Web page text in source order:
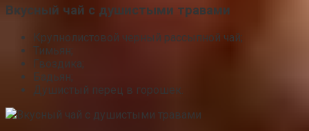
Вкусный чай с душистыми травами
Крупнолистовой черный рассыпной чай;
Тимьян;
Гвоздика;
Бадьян;
Душистый перец в горошек.
Вкусный чай с душистыми травами